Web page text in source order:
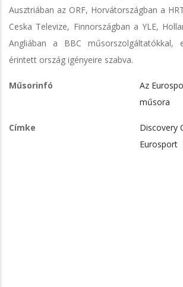
Ausztriában az ORF, Horvátországban a
Ceska Televize, Finnországban a YLE,
Angliában a BBC műsorszolgáltatókkal,
érintett ország igényeire szabva.
Műsorinfó
Az
műsora
Címke
Discovery
Eurosport